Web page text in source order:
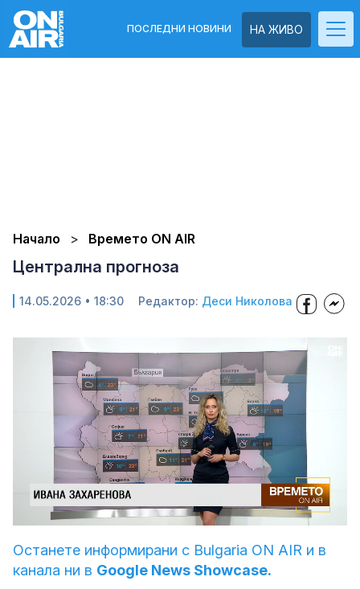
НА ЖИВО
ПОСЛЕДНИ НОВИНИ
Начало Времето ON AIR
Централна прогноза
14.05.2026 • 18:30 Редактор: Деси Николова
Loaded
Останете информирани с Bulgaria ON AIR и в
канала ни в Google News Showcase.